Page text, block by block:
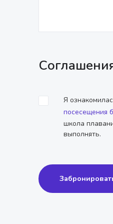
Я
посесещения
школа
выполнять.